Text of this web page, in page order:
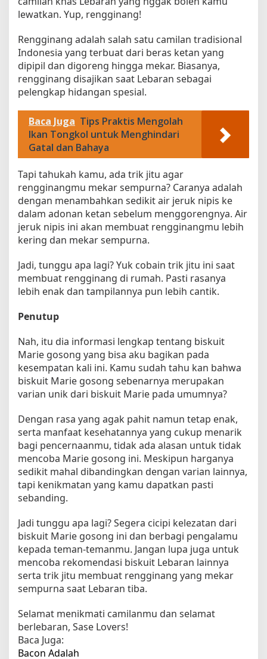
lewatkan. Yup, rengginang!
Rengginang adalah salah satu camilan tradisional
Indonesia yang terbuat dari beras ketan yang
dipipil dan digoreng hingga mekar. Biasanya,
rengginang disajikan saat Lebaran sebagai
pelengkap hidangan spesial.
Baca Juga Tips Praktis Mengolah
Ikan Tongkol untuk Menghindari
Gatal dan Bahaya
Tapi tahukah kamu, ada trik jitu agar
rengginangmu mekar sempurna? Caranya adalah
dengan menambahkan sedikit air jeruk nipis ke
dalam adonan ketan sebelum menggorengnya. Air
jeruk nipis ini akan membuat rengginangmu lebih
kering dan mekar sempurna.
Jadi, tunggu apa lagi? Yuk cobain trik jitu ini saat
membuat rengginang di rumah. Pasti rasanya
lebih enak dan tampilannya pun lebih cantik.
Penutup
Nah, itu dia informasi lengkap tentang biskuit
Marie gosong yang bisa aku bagikan pada
kesempatan kali ini. Kamu sudah tahu kan bahwa
biskuit Marie gosong sebenarnya merupakan
varian unik dari biskuit Marie pada umumnya?
Dengan rasa yang agak pahit namun tetap enak,
serta manfaat kesehatannya yang cukup menarik
bagi pencernaanmu, tidak ada alasan untuk tidak
mencoba Marie gosong ini. Meskipun harganya
sedikit mahal dibandingkan dengan varian lainnya,
tapi kenikmatan yang kamu dapatkan pasti
sebanding.
Jadi tunggu apa lagi? Segera cicipi kelezatan dari
biskuit Marie gosong ini dan berbagi pengalamu
kepada teman-temanmu. Jangan lupa juga untuk
mencoba rekomendasi biskuit Lebaran lainnya
serta trik jitu membuat rengginang yang mekar
sempurna saat Lebaran tiba.
Selamat menikmati camilanmu dan selamat
berlebaran, Sase Lovers!
Baca Juga:
Bacon Adalah